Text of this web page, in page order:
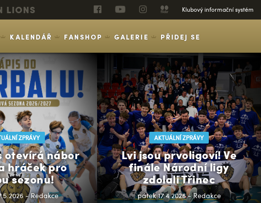
LIONS Klubový informační systém
KALENDÁŘ FANSHOP GALERIE PŘIDEJ SE
ZPRÁVY
otevírá nábor
hráček pro
sezonu!
- Redakce
AKTUÁLNÍ ZPRÁVY
Lvi jsou prvoligoví! Ve
finále Národní ligy
zdolali Třinec
pátek 17.4.2026 - Redakce